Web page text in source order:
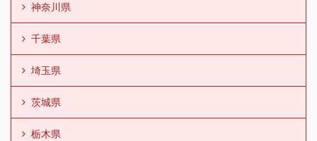
神奈川県
千葉県
埼玉県
茨城県
栃木県